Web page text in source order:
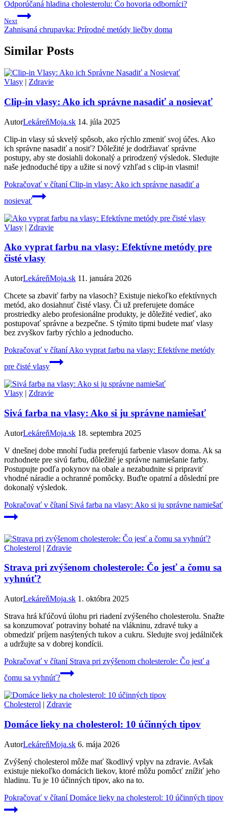
Odporúčaná hladina cholesterolu: Čo hovoria odborníci?
Next
Zahnisaná chrupavka: Prírodné metódy liečby doma
Similar Posts
Vlasy | Zdravie
Clip-in vlasy: Ako ich správne nasadiť a nosievať
AutorLekáreňMoja.sk 14. júla 2025
Clip-in vlasy sú skvelý spôsob, ako rýchlo zmeniť svoj účes. Ako
ich správne nasadiť a nosiť? Dôležité je dodržiavať správne
postupy, aby ste dosiahli dokonalý a prirodzený výsledok. Sledujte
naše jednoduché tipy a užite si nový vzhľad s clip-in vlasmi!
Pokračovať v čítaníClip-in vlasy: Ako ich správne nasadiť a
nosievať
Vlasy | Zdravie
Ako vyprat farbu na vlasy: Efektívne metódy pre
čisté vlasy
AutorLekáreňMoja.sk 11. januára 2026
Chcete sa zbaviť farby na vlasoch? Existuje niekoľko efektívnych
metód, ako dosiahnuť čisté vlasy. Či už preferujete domáce
prostriedky alebo profesionálne produkty, je dôležité vedieť, ako
postupovať správne a bezpečne. S týmito tipmi budete mať vlasy
bez zvyškov farby rýchlo a jednoducho.
Pokračovať v čítaníAko vyprat farbu na vlasy: Efektívne metódy
pre čisté vlasy
Vlasy | Zdravie
Sivá farba na vlasy: Ako si ju správne namiešať
AutorLekáreňMoja.sk 18. septembra 2025
V dnešnej dobe mnohí ľudia preferujú farbenie vlasov doma. Ak sa
rozhodnete pre sivú farbu, dôležité je správne namiešanie farby.
Postupujte podľa pokynov na obale a nezabudnite si pripraviť
vhodné náradie a ochranné pomôcky. Buďte opatrní a dôslední pre
dokonalý výsledok.
Pokračovať v čítaníSivá farba na vlasy: Ako si ju správne namiešať
Cholesterol | Zdravie
Strava pri zvýšenom cholesterole: Čo jesť a čomu sa
vyhnúť?
AutorLekáreňMoja.sk 1. októbra 2025
Strava hrá kľúčovú úlohu pri riadení zvýšeného cholesterolu. Snažte
sa konzumovať potraviny bohaté na vlákninu, zdravé tuky a
obmedziť príjem nasýtených tukov a cukru. Sledujte svoj jedálniček
a udržujte sa v dobrej kondícii.
Pokračovať v čítaníStrava pri zvýšenom cholesterole: Čo jesť a
čomu sa vyhnúť?
Cholesterol | Zdravie
Domáce lieky na cholesterol: 10 účinných tipov
AutorLekáreňMoja.sk 6. mája 2026
Zvýšený cholesterol môže mať škodlivý vplyv na zdravie. Avšak
existuje niekoľko domácich liekov, ktoré môžu pomôcť znížiť jeho
hladinu. Tu je 10 účinných tipov, ako na to.
Pokračovať v čítaníDomáce lieky na cholesterol: 10 účinných tipov